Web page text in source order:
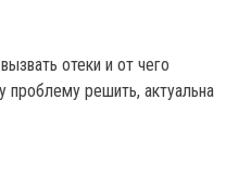
отеки и от чего
проблему решить, актуальна